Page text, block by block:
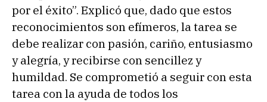
por el éxito”. Explicó que, dado que estos
reconocimientos son efímeros, la tarea se
debe realizar con pasión, cariño, entusiasmo
y alegría, y recibirse con sencillez y
humildad. Se comprometió a seguir con esta
tarea con la ayuda de todos los